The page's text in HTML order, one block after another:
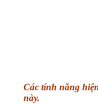
Các tính năng
này.